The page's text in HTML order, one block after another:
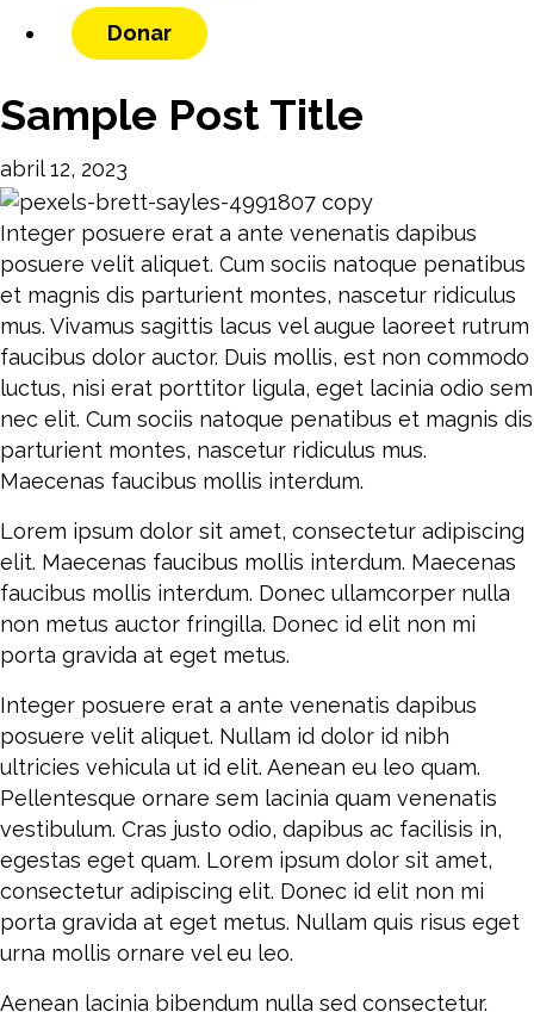
Donar
Sample Post Title
abril 12, 2023
Integer posuere erat a ante venenatis dapibus
posuere velit aliquet. Cum sociis natoque penatibus
et magnis dis parturient montes, nascetur ridiculus
mus. Vivamus sagittis lacus vel augue laoreet rutrum
faucibus dolor auctor. Duis mollis, est non commodo
luctus, nisi erat porttitor ligula, eget lacinia odio sem
nec elit. Cum sociis natoque penatibus et magnis dis
parturient montes, nascetur ridiculus mus.
Maecenas faucibus mollis interdum.
Lorem ipsum dolor sit amet, consectetur adipiscing
elit. Maecenas faucibus mollis interdum. Maecenas
faucibus mollis interdum. Donec ullamcorper nulla
non metus auctor fringilla. Donec id elit non mi
porta gravida at eget metus.
Integer posuere erat a ante venenatis dapibus
posuere velit aliquet. Nullam id dolor id nibh
ultricies vehicula ut id elit. Aenean eu leo quam.
Pellentesque ornare sem lacinia quam venenatis
vestibulum. Cras justo odio, dapibus ac facilisis in,
egestas eget quam. Lorem ipsum dolor sit amet,
consectetur adipiscing elit. Donec id elit non mi
porta gravida at eget metus. Nullam quis risus eget
urna mollis ornare vel eu leo.
Aenean lacinia bibendum nulla sed consectetur.